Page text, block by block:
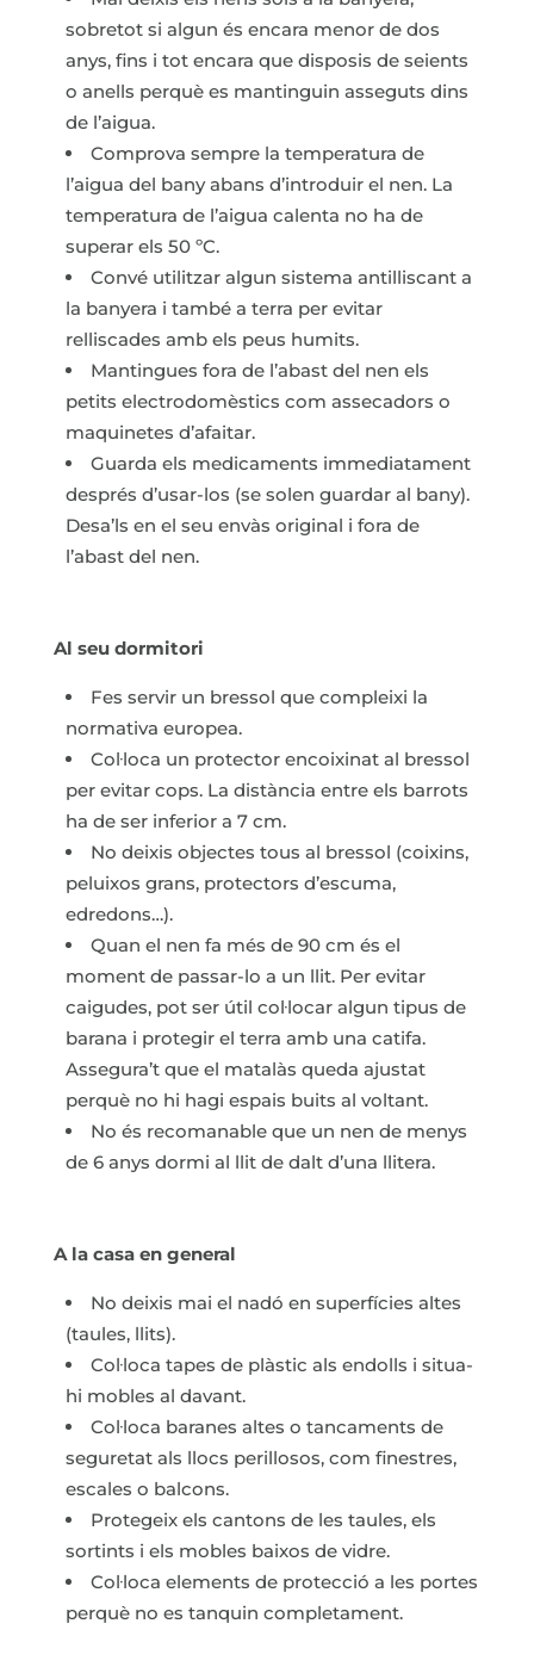
sobretot si algun és encara menor de dos
anys, fins i tot encara que disposis de seients
o anells perquè es mantinguin asseguts dins
de l’aigua.
Comprova sempre la temperatura de
l’aigua del bany abans d’introduir el nen. La
temperatura de l’aigua calenta no ha de
superar els 50 ºC.
Convé utilitzar algun sistema antilliscant a
la banyera i també a terra per evitar
relliscades amb els peus humits.
Mantingues fora de l’abast del nen els
petits electrodomèstics com assecadors o
maquinetes d’afaitar.
Guarda els medicaments immediatament
després d’usar-los (se solen guardar al bany).
Desa’ls en el seu envàs original i fora de
l’abast del nen.
Al seu dormitori
Fes servir un bressol que compleixi la
normativa europea.
Col·loca un protector encoixinat al bressol
per evitar cops. La distància entre els barrots
ha de ser inferior a 7 cm.
No deixis objectes tous al bressol (coixins,
peluixos grans, protectors d’escuma,
edredons…).
Quan el nen fa més de 90 cm és el
moment de passar-lo a un llit. Per evitar
caigudes, pot ser útil col·locar algun tipus de
barana i protegir el terra amb una catifa.
Assegura’t que el matalàs queda ajustat
perquè no hi hagi espais buits al voltant.
No és recomanable que un nen de menys
de 6 anys dormi al llit de dalt d’una llitera.
A la casa en general
No deixis mai el nadó en superfícies altes
(taules, llits).
Col·loca tapes de plàstic als endolls i situa-
hi mobles al davant.
Col·loca baranes altes o tancaments de
seguretat als llocs perillosos, com finestres,
escales o balcons.
Protegeix els cantons de les taules, els
sortints i els mobles baixos de vidre.
Col·loca elements de protecció a les portes
perquè no es tanquin completament.